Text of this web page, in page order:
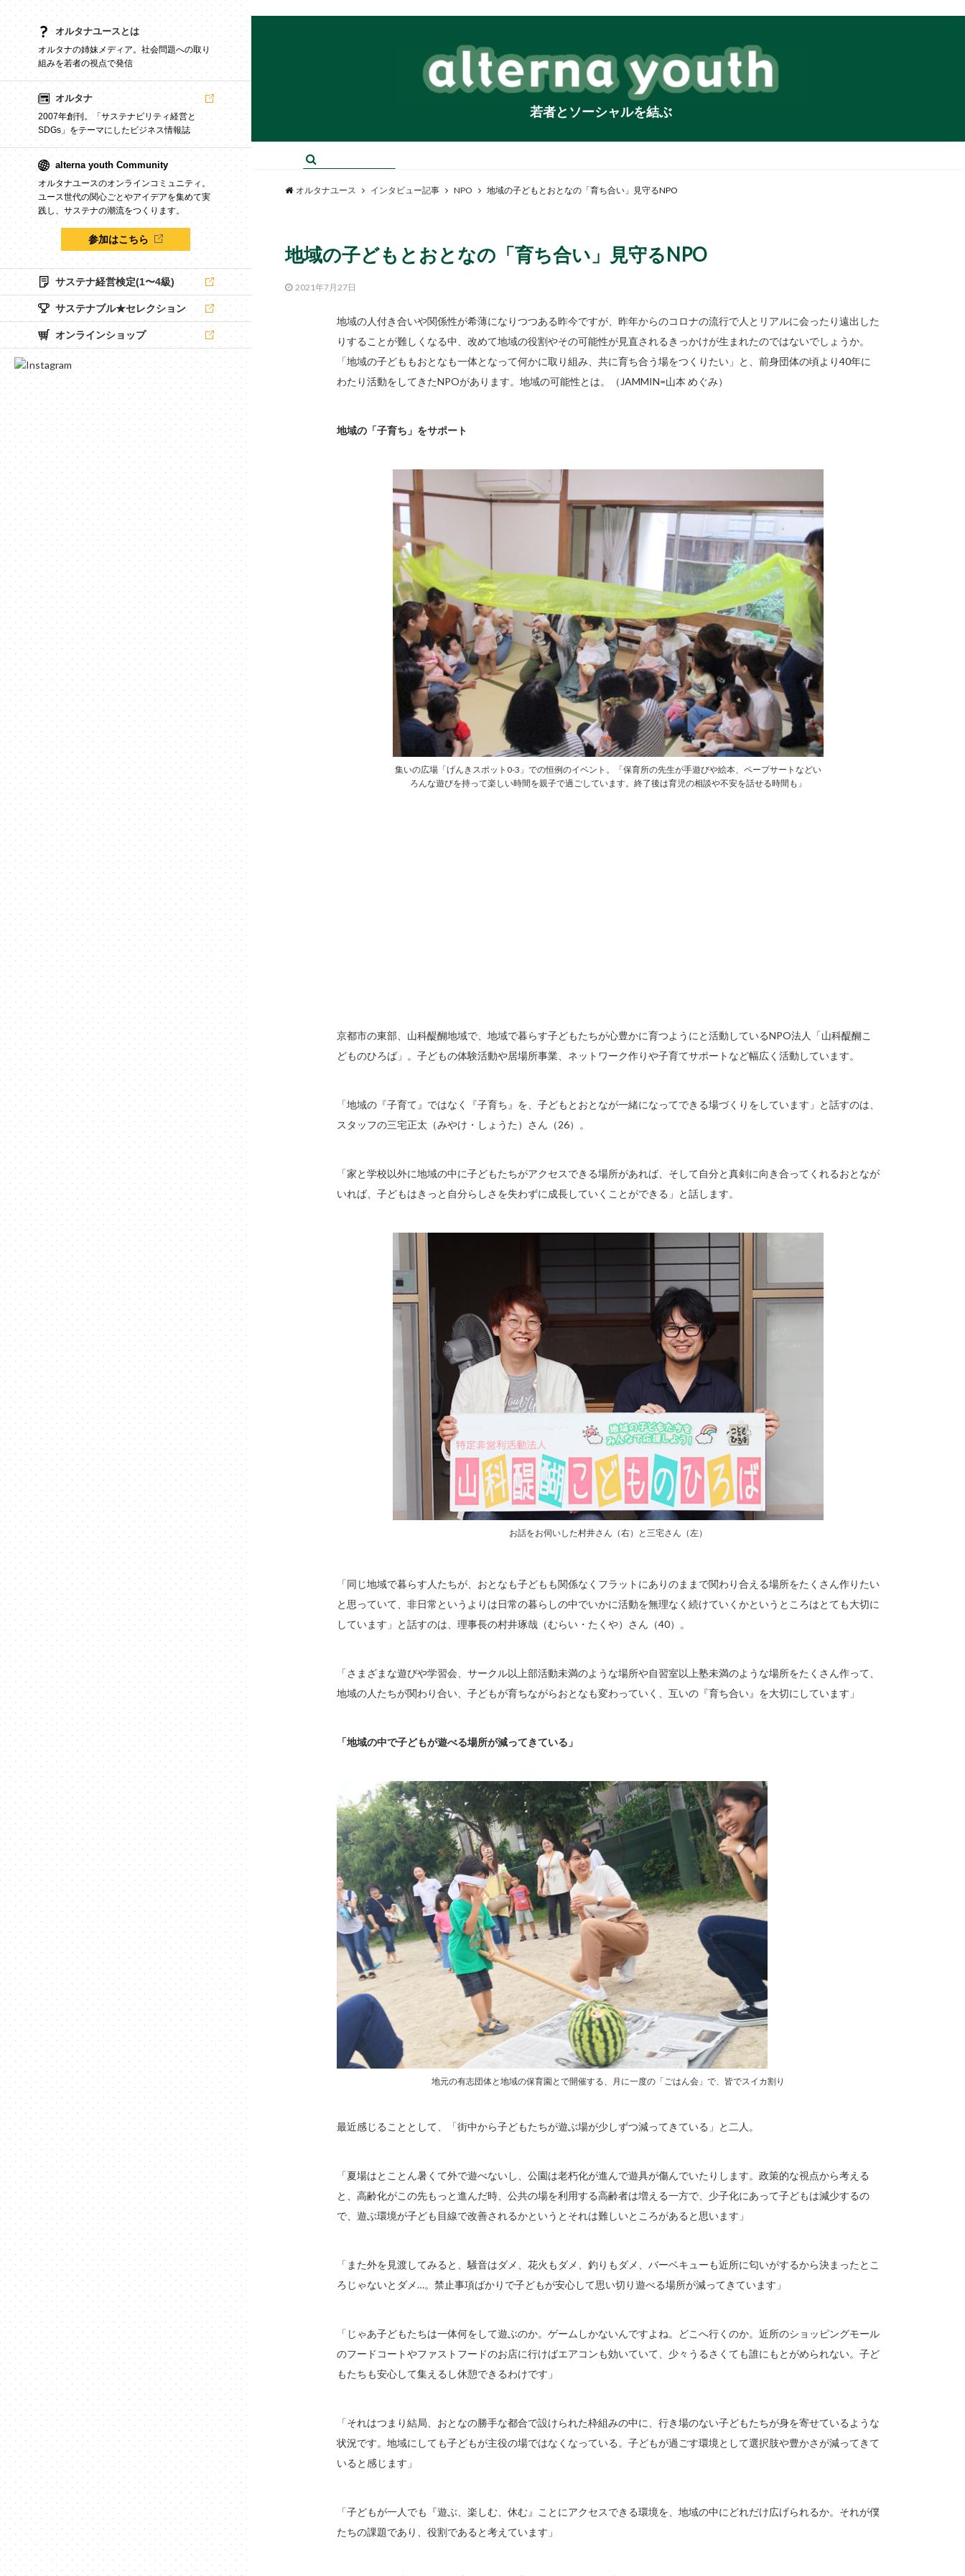
オルタナユースとは
オルタナの姉妹メディア。社会問題への取り
組みを若者の視点で発信
オルタナ
2007年創刊。「サステナビリティ経営と
SDGs」をテーマにしたビジネス情報誌
alterna youth Community
オルタナユースのオンラインコミュニティ。
ユース世代の関心ごとやアイデアを集めて実
践し、サステナの潮流をつくります。
参加はこちら
サステナ経営検定(1〜4級)
サステナブル★セレクション
オンラインショップ
若者とソーシャルを結ぶ
オルタナユース インタビュー記事 NPO 地域の子どもとおとなの「育ち合い」見守るNPO
地域の子どもとおとなの「育ち合い」見守るNPO
2021年7月27日
地域の人付き合いや関係性が希薄になりつつある昨今ですが、昨年からのコロナの流行で人とリアルに会ったり遠出した
りすることが難しくなる中、改めて地域の役割やその可能性が見直されるきっかけが生まれたのではないでしょうか。
「地域の子どももおとなも一体となって何かに取り組み、共に育ち合う場をつくりたい」と、前身団体の頃より40年に
わたり活動をしてきたNPOがあります。地域の可能性とは。（JAMMIN=山本 めぐみ）
地域の「子育ち」をサポート
集いの広場「げんきスポット0-3」での恒例のイベント。「保育所の先生が手遊びや絵本、ペープサートなどい
ろんな遊びを持って楽しい時間を親子で過ごしています。終了後は育児の相談や不安を話せる時間も」
京都市の東部、山科醍醐地域で、地域で暮らす子どもたちが心豊かに育つようにと活動しているNPO法人「山科醍醐こ
どものひろば」。子どもの体験活動や居場所事業、ネットワーク作りや子育てサポートなど幅広く活動しています。
「地域の『子育て』ではなく『子育ち』を、子どもとおとなが一緒になってできる場づくりをしています」と話すのは、
スタッフの三宅正太（みやけ・しょうた）さん（26）。
「家と学校以外に地域の中に子どもたちがアクセスできる場所があれば、そして自分と真剣に向き合ってくれるおとなが
いれば、子どもはきっと自分らしさを失わずに成長していくことができる」と話します。
お話をお伺いした村井さん（右）と三宅さん（左）
「同じ地域で暮らす人たちが、おとなも子どもも関係なくフラットにありのままで関わり合える場所をたくさん作りたい
と思っていて、非日常というよりは日常の暮らしの中でいかに活動を無理なく続けていくかというところはとても大切に
しています」と話すのは、理事長の村井琢哉（むらい・たくや）さん（40）。
「さまざまな遊びや学習会、サークル以上部活動未満のような場所や自習室以上塾未満のような場所をたくさん作って、
地域の人たちが関わり合い、子どもが育ちながらおとなも変わっていく、互いの『育ち合い』を大切にしています」
「地域の中で子どもが遊べる場所が減ってきている」
地元の有志団体と地域の保育園とで開催する、月に一度の「ごはん会」で、皆でスイカ割り
最近感じることとして、「街中から子どもたちが遊ぶ場が少しずつ減ってきている」と二人。
「夏場はとことん暑くて外で遊べないし、公園は老朽化が進んで遊具が傷んでいたりします。政策的な視点から考える
と、高齢化がこの先もっと進んだ時、公共の場を利用する高齢者は増える一方で、少子化にあって子どもは減少するの
で、遊ぶ環境が子ども目線で改善されるかというとそれは難しいところがあると思います」
「また外を見渡してみると、騒音はダメ、花火もダメ、釣りもダメ、バーベキューも近所に匂いがするから決まったとこ
ろじゃないとダメ…。禁止事項ばかりで子どもが安心して思い切り遊べる場所が減ってきています」
「じゃあ子どもたちは一体何をして遊ぶのか。ゲームしかないんですよね。どこへ行くのか。近所のショッピングモール
のフードコートやファストフードのお店に行けばエアコンも効いていて、少々うるさくても誰にもとがめられない。子ど
もたちも安心して集えるし休憩できるわけです」
「それはつまり結局、おとなの勝手な都合で設けられた枠組みの中に、行き場のない子どもたちが身を寄せているような
状況です。地域にしても子どもが主役の場ではなくなっている。子どもが過ごす環境として選択肢や豊かさが減ってきて
いると感じます」
「子どもが一人でも『遊ぶ、楽しむ、休む』ことにアクセスできる環境を、地域の中にどれだけ広げられるか。それが僕
たちの課題であり、役割であると考えています」